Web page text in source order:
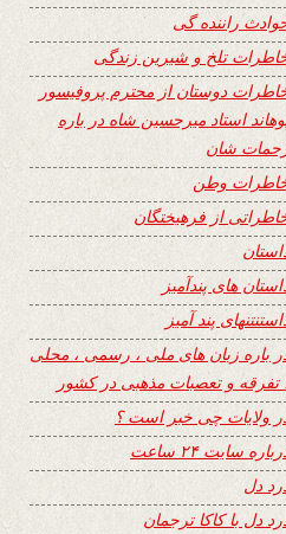
راننده گی
تلخ و شیرین زندگی
دوستان از محترم پروفیسور
استاد میرحسین شاه در باره
شان
وطن
از فرهیختگان
های پندآمیز
پند آمیز
باره زبان های ملی ، رسمی ، محلی
تفرقه و تعصبات مذهبی در کشور
ولایات چی خبر است ؟
سایت ۲۴ ساعت
دل
دل با کاکا ترجمان